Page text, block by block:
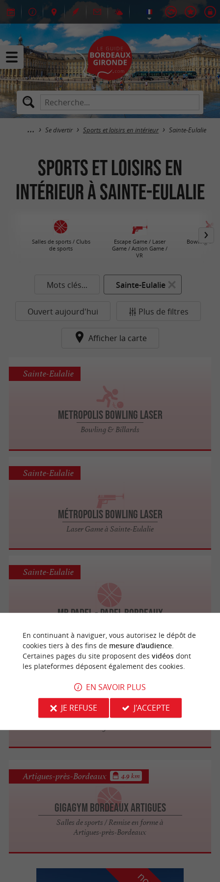
Se divertir Sports et loisirs en intérieur Sainte-Eulalie
Sports et loisirs en
intérieur à Sainte-Eulalie
Salles de sports / Clubs
de sports
Escape Game / Laser
Game / Action Game /
VR
Bowling &
Mots clés... Sainte-Eulalie
Ouvert aujourd'hui Plus de filtres
Afficher la carte
Metropolis Bowling Laser
Bowling & Billards
Sainte-Eulalie
Métropolis Bowling Laser
Laser Game à Sainte-Eulalie
Sainte-Eulalie
MB Padel - Padel Bordeaux
Sainte-Eulalie
KP karaoké
Sainte-Eulalie
GIGAGYM Bordeaux Artigues
Salles de sports / Remise en forme à
Artigues-près-Bordeaux
Artigues-près-Bordeaux 4.9 km
En continuant à naviguer, vous autorisez le dépôt de
cookies tiers à des fins de mesure d'audience.
Certaines pages du site proposent des vidéosdont
les plateformes déposent également des cookies.
EN SAVOIR PLUS
JE REFUSE
J'ACCEPTE